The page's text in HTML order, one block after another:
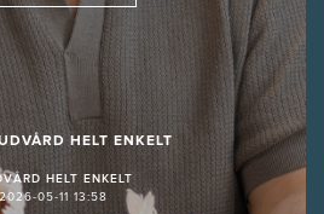
HELT ENKELT
HELT ENKELT
2026-05-11 13:58